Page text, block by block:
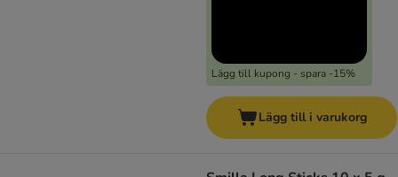
Lägg till kupong - spara -15%
Lägg till i varukorg